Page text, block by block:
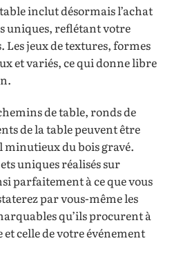
inclut désormais l’achat
uniques, reflétant votre
Les jeux de textures, formes
et variés, ce qui donne libre
de table, ronds de
de la table peuvent être
minutieux du bois gravé.
uniques réalisés sur
parfaitement à ce que vous
par vous-même les
qu’ils procurent à
celle de votre événement